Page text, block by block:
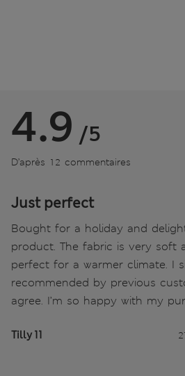
4.9 /5
D’après 12 commentaires
Just perfect
Bought for a holiday and
product. The fabric is very soft
perfect for a warmer climate. I
recommended by previous
agree. I’m so happy with my
Tilly 11